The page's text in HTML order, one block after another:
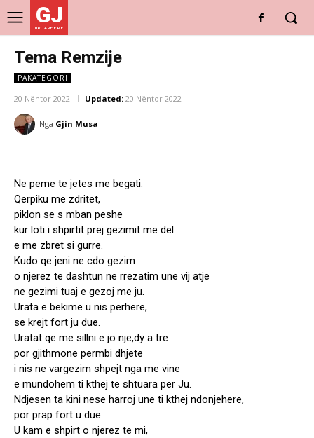
GJ
DRITARE E RE
Tema Remzije
PAKATEGORI
20 Nëntor 2022 Updated: 20 Nëntor 2022
Nga Gjin Musa
Ne peme te jetes me begati.
Qerpiku me zdritet,
piklon se s mban peshe
kur loti i shpirtit prej gezimit me del
e me zbret si gurre.
Kudo qe jeni ne cdo gezim
o njerez te dashtun ne rrezatim une vij atje
ne gezimi tuaj e gezoj me ju.
Urata e bekime u nis perhere,
se krejt fort ju due.
Uratat qe me sillni e jo nje,dy a tre
por gjithmone permbi dhjete
i nis ne vargezim shpejt nga me vine
e mundohem ti kthej te shtuara per Ju.
Ndjesen ta kini nese harroj une ti kthej ndonjehere,
por prap fort u due.
U kam e shpirt o njerez te mi,